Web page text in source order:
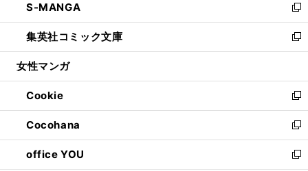
く
で
開
く
ド
ウ
で
開
ィ
ン
ド
ウ
開
く
い
ウ
ィ
ン
ウ
で
開
く
S-MANGA
新
し
い
ウ
ン
ド
ウ
で
開
く
集英社コミック文庫
新
し
ウ
ィ
ン
ド
ウ
で
女性マンガ
Cookie
新
し
い
ウ
ィ
Cocohana
新
し
い
office YOU
新